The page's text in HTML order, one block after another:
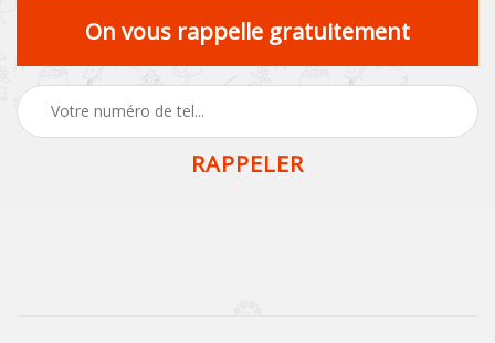
On vous rappelle gratuitement